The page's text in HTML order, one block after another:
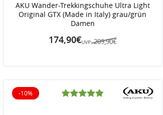
AKU Wander-Trekkingschuhe Ultra Light
Original GTX (Made in Italy) grau/grün
Damen
UVP: 209,90€
174,90€
-10%
10% reduziert